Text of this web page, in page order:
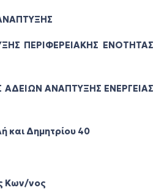
ΠΕΡΙΦΕΡΕΙΑΚΗΣ ΕΝΟΤΗΤΑΣ
ΑΝΑΠΤΥΞΗΣ ΕΝΕΡΓΕΙΑΣ
και Δημητρίου 40
Κων/νος